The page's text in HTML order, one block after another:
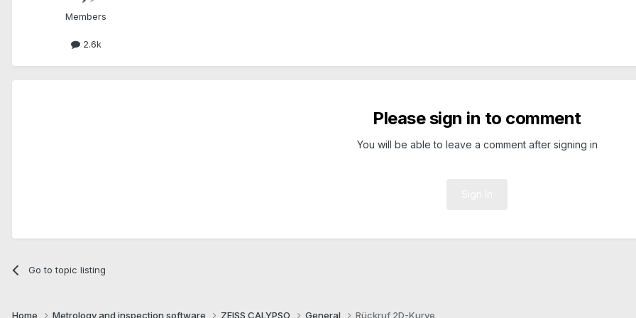
Members
2.6k
Please sign in to comment
You will be able to leave a comment after signing in
Go to topic listing
Home Metrology and inspection software ZEISS CALYPSO General Rückruf 2D-Kurve